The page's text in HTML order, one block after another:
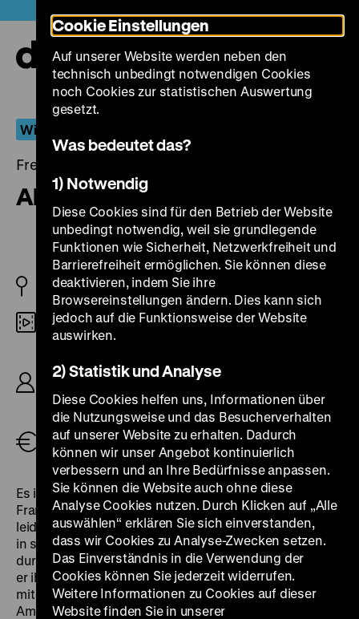
zum
Seiteninhalt
springen
Wiederentdeckt
Freitag, 05. November 2021, 18.30 Uhr
Alpha City
BRD 1985
35mm
Mountain, Sal Paradise, D: Claude-Oliver Rudolph,
Isabelle Willer, Al Corley, Jürgen Draeger, Peter
von Strombeck, Sibylle Rauch, 94‘
Es ist Nacht in Berlin. Raphaela (Isabelle Willer) und
Frank (Claude-Oliver Rudolph) verbringen
leidenschaftliche Stunden miteinander. Er verliebt sich
in sie, sie aber will sich nicht binden und weiter ruhelos
durch die Nacht ziehen. Wie ein leidiger Schatten folgt
er ihr und treibt jene Männer in die Flucht, denen sie
mit Interesse begegnet. Bis ein geheimnisvoller
Amerikaner (Al Corley) auftaucht, der genauso
Cookie Einstellungen
Auf unserer Website werden neben den
technisch unbedingt notwendigen Cookies
noch Cookies zur statistischen Auswertung
gesetzt.
Was bedeutet das?
1) Notwendig
Diese Cookies sind für den Betrieb der Website
unbedingt notwendig, weil sie grundlegende
Funktionen wie Sicherheit, Netzwerkfreiheit und
Barrierefreiheit ermöglichen. Sie können diese
deaktivieren, indem Sie ihre
Browsereinstellungen ändern. Dies kann sich
jedoch auf die Funktionsweise der Website
auswirken.
2) Statistik und Analyse
Diese Cookies helfen uns, Informationen über
die Nutzungsweise und das Besucherverhalten
auf unserer Website zu erhalten. Dadurch
können wir unser Angebot kontinuierlich
verbessern und an Ihre Bedürfnisse anpassen.
Sie können die Website auch ohne diese
Analyse Cookies nutzen. Durch Klicken auf „Alle
auswählen“ erklären Sie sich einverstanden,
dass wir Cookies zu Analyse-Zwecken setzen.
Das Einverständnis in die Verwendung der
Cookies können Sie jederzeit widerrufen.
Weitere Informationen zu Cookies auf dieser
Website finden Sie in unserer